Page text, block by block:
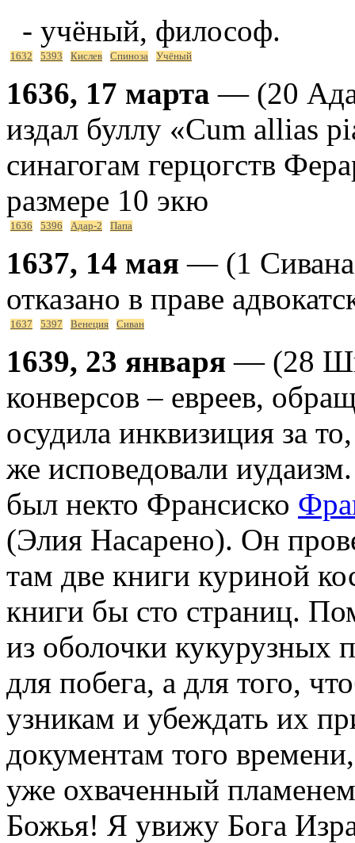
- учёный, философ.
1632 5393 Кислев Спиноза Учёный
1636, 17 марта — (20
издал буллу «Cum allias
синагогам герцогств
размере 10 экю
1636 5396 Адар-2 Папа
1637, 14 мая — (1
отказано в праве
1637 5397 Венеция Сиван
1639, 23 января — (28
конверсов – евреев,
осудила инквизиция за
же исповедовали
был некто Франсиско
(Элия Насарено). Он
там две книги куриной
книги бы сто страниц.
из оболочки кукурузных
для побега, а для того,
узникам и убеждать их
документам того
уже охваченный
Божья! Я увижу Бога